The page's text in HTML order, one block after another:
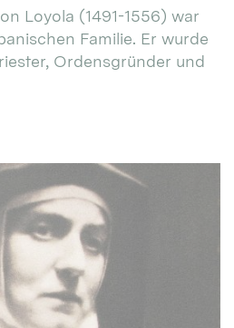
Loyola (1491-1556) war
Familie. Er wurde
Ordensgründer und